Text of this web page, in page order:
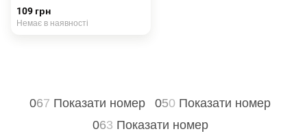
"Specialty Coffes"
109 грн
Немає в наявності
067 Показати номер 050 Показати номер
063 Показати номер